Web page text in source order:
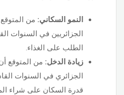
النمو السكاني: من
الجزائريين في السنوات
الطلب على الغذاء.
زيادة الدخل: من المتوقع
الجزائري في السنوات
قدرة السكان على شراء